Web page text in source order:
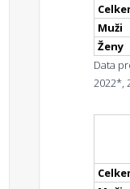
Muži
Ženy
Data
2022*,